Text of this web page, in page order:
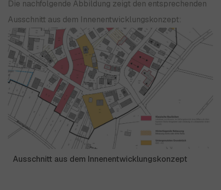
Die nachfolgende Abbildung zeigt den entsprechenden
Ausschnitt aus dem Innenentwicklungskonzept:
Show larger version for:
Ausschnitt aus dem Innenentwicklungskonzept